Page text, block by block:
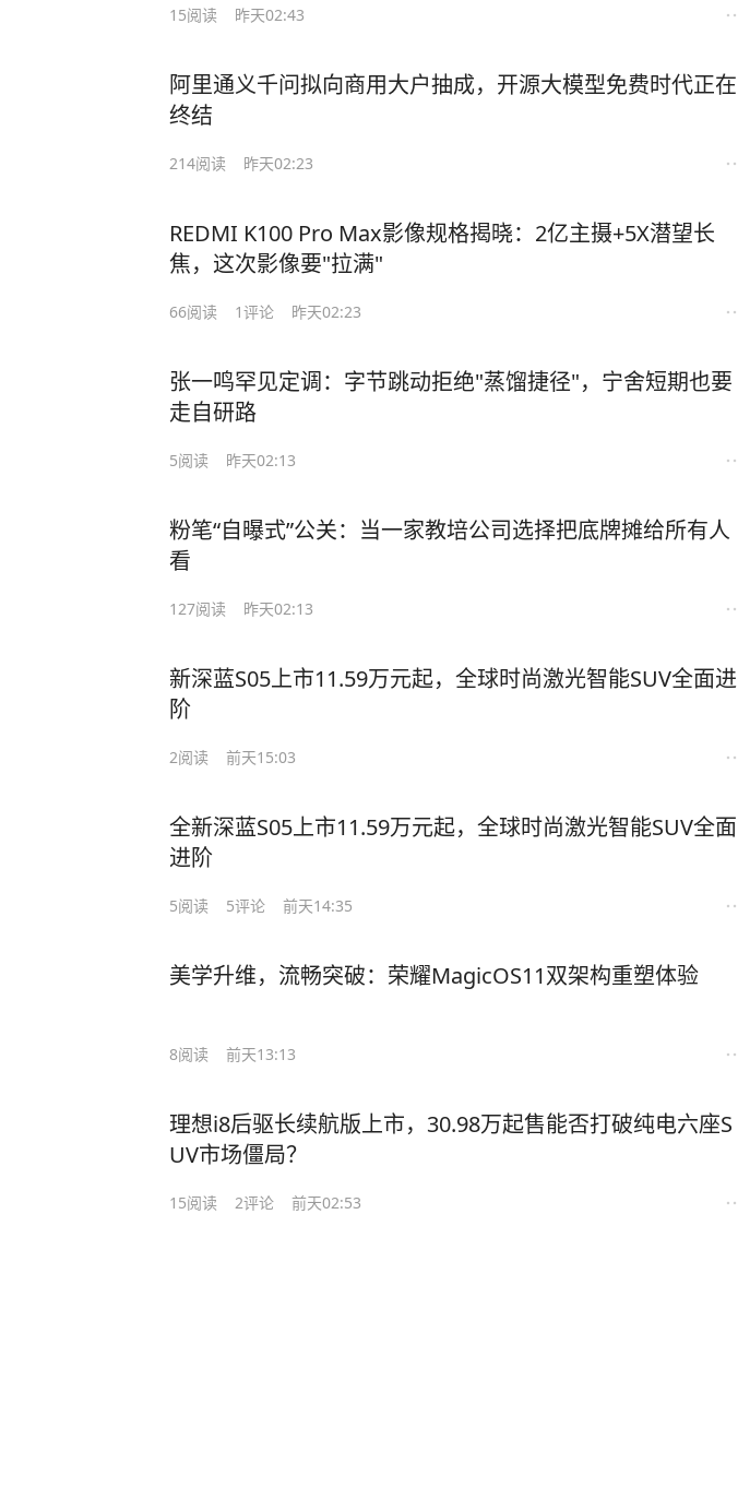
15阅读 昨天02:43
阿里通义千问拟向商用大户抽成，开源大模型免费时代正在
终结
214阅读 昨天02:23
REDMI K100 Pro Max影像规格揭晓：2亿主摄+5X潜望长
焦，这次影像要"拉满"
66阅读 1评论 昨天02:23
张一鸣罕见定调：字节跳动拒绝"蒸馏捷径"，宁舍短期也要
走自研路
5阅读 昨天02:13
粉笔“自曝式”公关：当一家教培公司选择把底牌摊给所有人
看
127阅读 昨天02:13
新深蓝S05上市11.59万元起，全球时尚激光智能SUV全面进
阶
2阅读 前天15:03
全新深蓝S05上市11.59万元起，全球时尚激光智能SUV全面
进阶
5阅读 5评论 前天14:35
美学升维，流畅突破：荣耀MagicOS11双架构重塑体验
8阅读 前天13:13
理想i8后驱长续航版上市，30.98万起售能否打破纯电六座S
UV市场僵局？
15阅读 2评论 前天02:53